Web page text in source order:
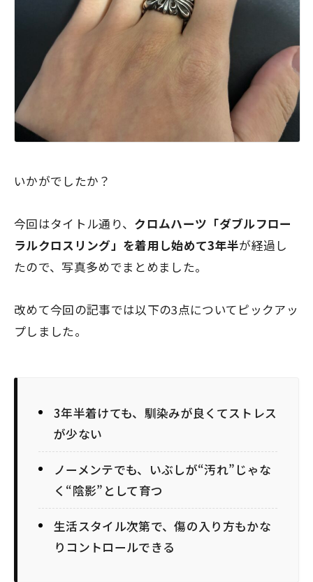
いかがでしたか？
今回はタイトル通り、 クロムハーツ「ダブルフロー
ラルクロスリング」を着用し始めて3年半が経過し
たので、写真多めでまとめました。
改めて今回の記事では以下の3点についてピックアッ
プしました。
3年半着けても、馴染みが良くてストレス
が少ない
ノーメンテでも、いぶしが“汚れ”じゃな
く“陰影”として育つ
生活スタイル次第で、傷の入り方もかな
りコントロールできる